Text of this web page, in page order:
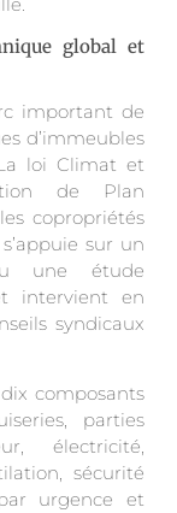
global et
important de
d’immeubles
loi Climat et
de Plan
copropriétés
sur un
une étude
intervient en
syndicaux
composants
parties
électricité,
sécurité
urgence et